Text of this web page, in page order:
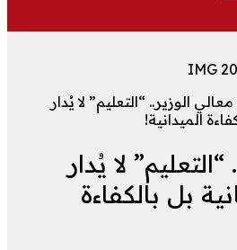
معالي الوزير.. “التعليم” لا يُدار
الميدانية!
لا يُدار
بل بالكفاءة